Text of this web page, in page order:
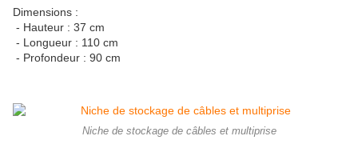
Dimensions :
- Hauteur : 37 cm
- Longueur : 110 cm
- Profondeur : 90 cm
Niche de stockage de câbles et multiprise